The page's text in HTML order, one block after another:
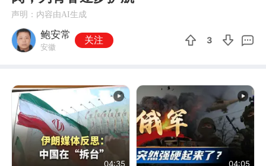
声明：内容由AI生成
鲍安常
安徽
关注 3
04:35 04:05